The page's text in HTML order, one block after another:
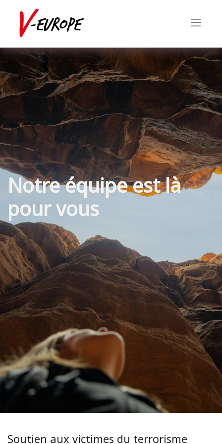
Notre équipe est là
pour vous
Soutien aux victimes du terrorisme